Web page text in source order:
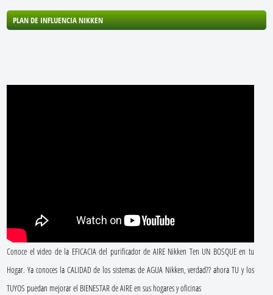
Conoce el video de la EFICACIA del purificador de AIRE Nikken Ten UN BOSQUE en tu
Hogar. Ya conoces la CALIDAD de los sistemas de AGUA Nikken, verdad?? ahora TU y los
TUYOS puedan mejorar el BIENESTAR de AIRE en sus hogares y oficinas
PLAN DE INFLUENCIA NIKKEN